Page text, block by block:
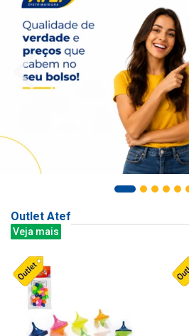
Outlet Atef
Veja mais